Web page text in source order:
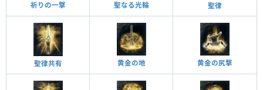
祈りの一撃 聖なる光輪 聖律
聖律共有 黄金の地 黄金の尻撃